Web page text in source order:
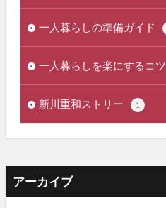
一人暮らしの準備ガイド
一人暮らしを楽にするコツ
新川重和ストリー 1
アーカイブ